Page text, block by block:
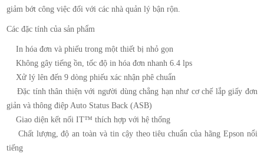
giảm bớt công việc đối với các nhà quản lý bận rộn.
Các đặc tính của sản phẩm
In hóa đơn và phiếu trong một thiết bị nhỏ gọn
Không gây tiếng ồn, tốc độ in hóa đơn nhanh 6.4 lps
Xử lý lên đến 9 dòng phiếu xác nhận phê chuẩn
Đặc tính thân thiện với người dùng chẳng hạn như cơ chế lắp giấy đơn
giản và thông điệp Auto Status Back (ASB)
Giao diện kết nối IT™ thích hợp với hệ thống
Chất lượng, độ an toàn và tin cậy theo tiêu chuẩn của hãng Epson nổi
tiếng